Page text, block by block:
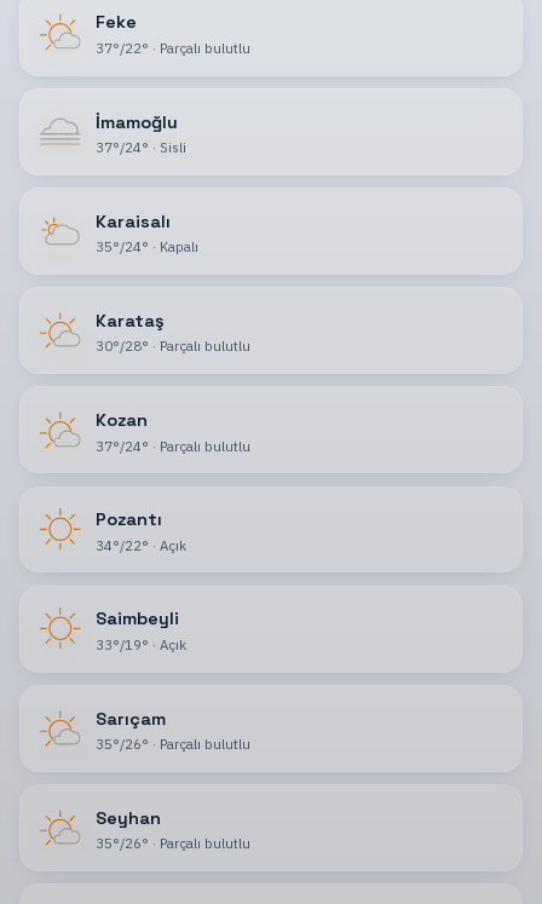
Feke
37°/22° · Parçalı bulutlu
İmamoğlu
37°/24° · Sisli
Karaisalı
35°/24° · Kapalı
Karataş
30°/28° · Parçalı bulutlu
Kozan
37°/24° · Parçalı bulutlu
Pozantı
34°/22° · Açık
Saimbeyli
33°/19° · Açık
Sarıçam
35°/26° · Parçalı bulutlu
Seyhan
35°/26° · Parçalı bulutlu